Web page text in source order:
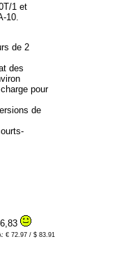
1 et
10.
de 2
des
pour
de
€ 72.97 / $ 83.91